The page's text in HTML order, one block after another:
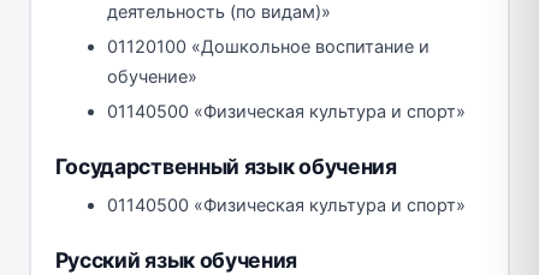
деятельность (по видам)»
01120100 «Дошкольное воспитание и
обучение»
01140500 «Физическая культура и спорт»
Государственный язык обучения
01140500 «Физическая культура и спорт»
Русский язык обучения